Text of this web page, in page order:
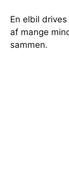
En elbil
af mange
sammen.